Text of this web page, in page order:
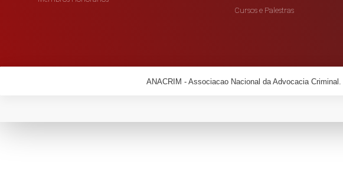
Cursos e Palestras
ANACRIM - Associacao Nacional da Advocacia Criminal.